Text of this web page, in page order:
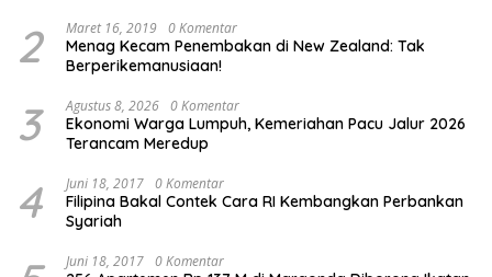
2 Maret 16, 2019 0 Komentar
Menag Kecam Penembakan di New Zealand: Tak
Berperikemanusiaan!
3 Agustus 8, 2026 0 Komentar
Ekonomi Warga Lumpuh, Kemeriahan Pacu Jalur 2026
Terancam Meredup
4 Juni 18, 2017 0 Komentar
Filipina Bakal Contek Cara RI Kembangkan Perbankan
Syariah
Juni 18, 2017 0 Komentar